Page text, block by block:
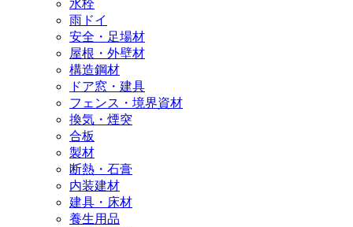
水栓
雨ドイ
安全・足場材
屋根・外壁材
構造鋼材
ドア窓・建具
フェンス・境界資材
換気・煙突
合板
製材
断熱・石膏
内装建材
建具・床材
養生用品